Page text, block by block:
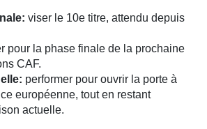
viser le 10e titre, attendu depuis
pour la phase finale de la prochaine
CAF.
performer pour ouvrir la porte à
européenne, tout en restant
actuelle.